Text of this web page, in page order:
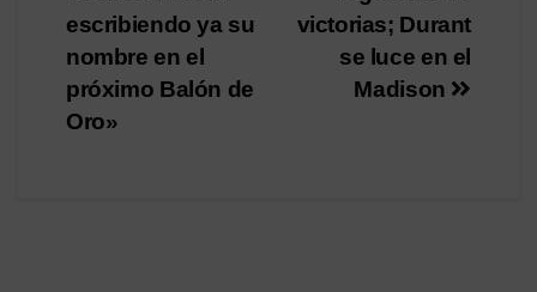
victorias; Durant
se luce en el
Madison
escribiendo ya su
nombre en el
próximo Balón de
Oro»